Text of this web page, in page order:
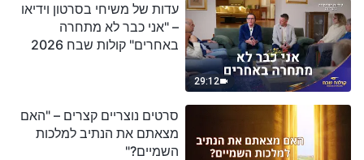
29:12
עדות של משיחי בסרטון וידיאו
– "אני כבר לא מתחרה
באחרים" קולות שבח 2026
סרטים נוצריים קצרים – "האם
מצאתם את הנתיב למלכות
השמיים?"